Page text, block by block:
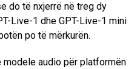
do të nxjerrë në treg dy
Live-1 dhe GPT-Live-1 mini
po të mërkurën.
modele audio për platformën